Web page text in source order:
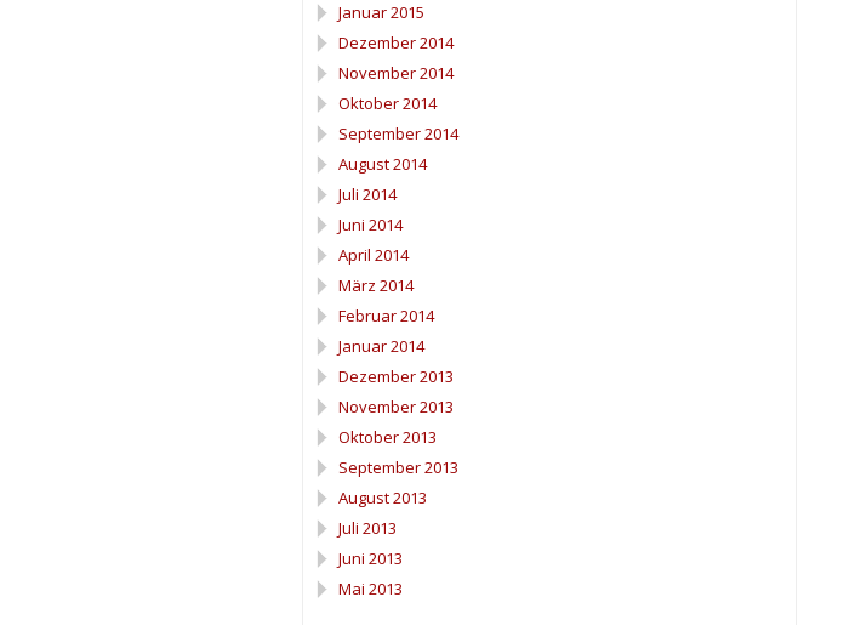
Januar 2015
Dezember 2014
November 2014
Oktober 2014
September 2014
August 2014
Juli 2014
Juni 2014
April 2014
März 2014
Februar 2014
Januar 2014
Dezember 2013
November 2013
Oktober 2013
September 2013
August 2013
Juli 2013
Juni 2013
Mai 2013